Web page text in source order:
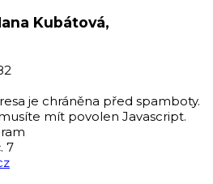
Kubátová,
je chráněna před spamboty.
mít povolen Javascript.
7